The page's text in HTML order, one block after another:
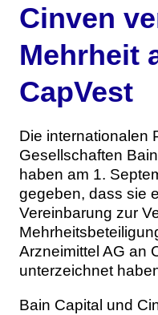
Digital Health
Personen
Abonnement
Über uns
Werben
Cinven
Mehrheit
CapVest
Die internationalen
Gesellschaften
haben am 1.
gegeben, dass sie
Vereinbarung zur
Arzneimittel AG an
unterzeichnet
Bain Capital und